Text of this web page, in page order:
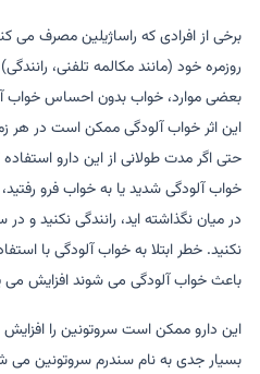
برخی از افرادی که راساژیلین مصرف
روزمره خود (مانند مکالمه تلفنی،
بعضی موارد، خواب بدون احساس خواب
این اثر خواب آلودگی ممکن است در هر
حتی اگر مدت طولانی از این دارو
خواب آلودگی شدید یا به خواب فرو
در میان نگذاشته اید، رانندگی نکنید
نکنید. خطر ابتلا به خواب آلودگی با
باعث خواب آلودگی می شوند افزایش می
این دارو ممکن است سروتونین را
بسیار جدی به نام سندرم سروتونین می